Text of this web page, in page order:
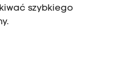
szybkiego